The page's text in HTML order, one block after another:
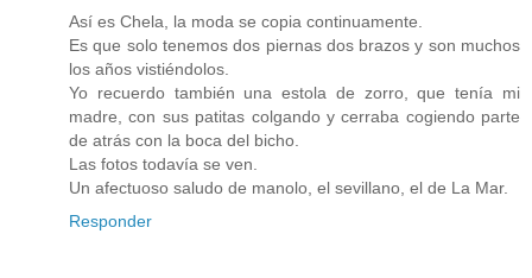
Así es Chela, la moda se copia continuamente.
Es que solo tenemos dos piernas dos brazos y son muchos
los años vistiéndolos.
Yo recuerdo también una estola de zorro, que tenía mi
madre, con sus patitas colgando y cerraba cogiendo parte
de atrás con la boca del bicho.
Las fotos todavía se ven.
Un afectuoso saludo de manolo, el sevillano, el de La Mar.
Responder